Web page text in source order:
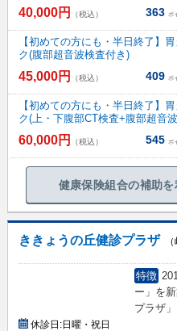
40,000円 （税込） 363 ポ
【初めての方にも・半日終了】
ク(腹部超音波検査付き)
45,000円 （税込） 409 ポ
【初めての方にも・半日終了】
ク(上・下腹部CT検査+腹部超音
60,000円 （税込） 545 ポ
健康保険組合の補助
ききょうの丘健診プラザ
特徴
ー」を
プラザ
休診日:日曜・祝日